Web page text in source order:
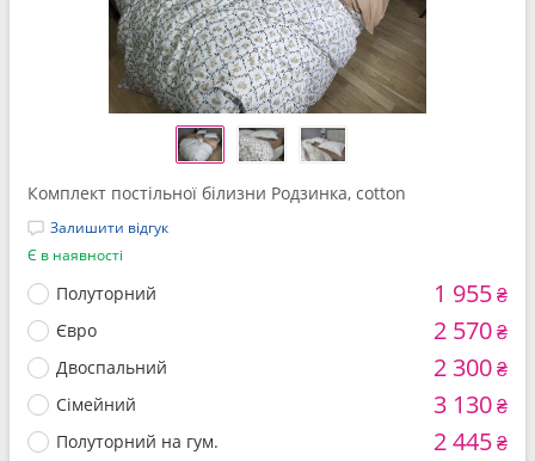
Комплект постільної білизни Родзинка, cotton
Залишити відгук
Є в наявності
Полуторний 1 955₴
Євро 2 570₴
Двоспальний 2 300₴
Сімейний 3 130₴
Полуторний на гум. 2 445₴